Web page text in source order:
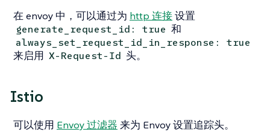
在 envoy 中，可以通过为 http 连接设置
generate_request_id: true 和
always_set_request_id_in_response: true
来启用 X-Request-Id 头。
Istio
可以使用 Envoy 过滤器 来为 Envoy 设置追踪头。